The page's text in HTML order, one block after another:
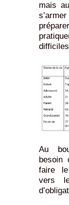
mais
Au
besoin
faire
vers